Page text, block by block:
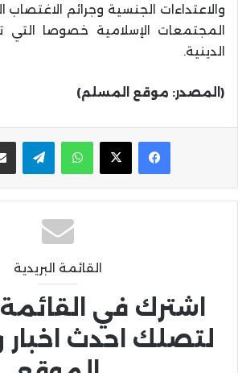
والاعتداءات الجنسية وجرائم الاغتصاب
المجتمعات الإسلامية خصوصا
الدينية.
(المصدر: موقع المسلم)
واتساب تيلقرام
القائمة البريدية
اشترك في القائمة
لتصلك احدث اخبار